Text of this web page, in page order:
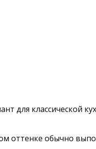
для классической
обычно